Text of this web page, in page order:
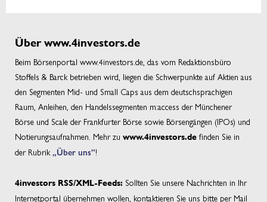
Über www.4investors.de
Beim Börsenportal www.4investors.de, das vom Redaktionsbüro
Stoffels & Barck betrieben wird, liegen die Schwerpunkte auf Aktien aus
den Segmenten Mid- und Small Caps aus dem deutschsprachigen
Raum, Anleihen, den Handelssegmenten m:access der Münchener
Börse und Scale der Frankfurter Börse sowie Börsengängen (IPOs) und
Notierungsaufnahmen. Mehr zu www.4investors.de finden Sie in
der Rubrik „Über uns”!
4investors RSS/XML-Feeds: Sollten Sie unsere Nachrichten in Ihr
Internetportal übernehmen wollen, kontaktieren Sie uns bitte per Mail